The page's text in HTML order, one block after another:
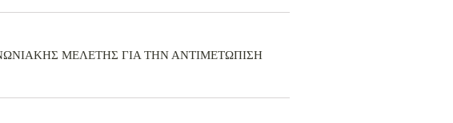
ΜΕΛΕΤΗΣ ΓΙΑ ΤΗΝ ΑΝΤΙΜΕΤΩΠΙΣΗ